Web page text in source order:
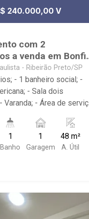
240.000,00 V
com 2
a venda em
- Ribeirão Preto/SP
- 1 banheiro social; -
- Sala dois
e Salão de Festas; -
FullStore, Bola na
Baterias Batex,
1
Banho
1
Garagem
48 m²
A. Útil